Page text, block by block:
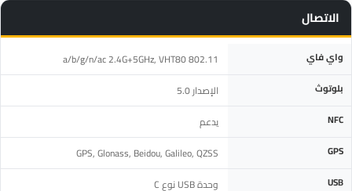
الاتصال
المواصفة
واي فاي 802.11 a/b/g/n/ac 2.4G+5GHz, VHT80
بلوتوث الإصدار 5.0
NFC يدعم
GPS
GPS, Glonass, Beidou, Galileo, QZSS
USB وحدة USB نوع C